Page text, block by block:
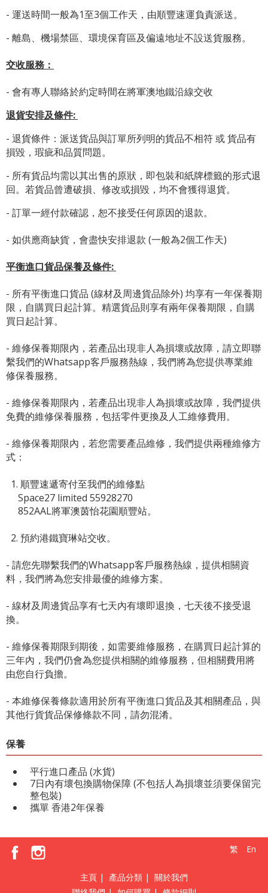
- 運送時間一般為1至3個工作天，由順豐速運負責派送。
- 離島、機場禁區、環境保育區及偏遠地址不設送貨服務。
交收服務：
- 會有專人聯絡於約定時間在將軍澳地鐵沿線交收
退貨安排及條件:
- 退貨條件：派送貨品與訂單所列明的貨品不相符 或 貨品有
損毀，瑕疵和品質問題。
- 所有貨品均需以其出售的原狀，即包裝和紙牌標籤的形式退
回。若貨品曾遭破損、修改或損毀，均不會獲得退貨。
- 訂單一經付款確認，恕不接受任何原因的退款。
- 如供應商缺貨，會盡快安排退款 (一般為2個工作天)
平衡進口貨品保養及條件:
- 所有平衡進口貨品 (線材及周邊貨品除外) 均享有一年保養期
限，自購買日起計算。精選貨品則享有兩年保養期限，自購
買日起計算。
- 維修保養期限內，若產品出現非人為損壞或故障，請立即聯
繫我們的Whatsapp客戶服務熱線，我們將為您提供專業維
修保養服務。
- 維修保養期限內，若產品出現非人為損壞或故障，我們提供
免費的維修保養服務，包括零件更換及人工維修費用。
- 維修保養期限內，若您需要產品維修，我們提供兩種維修方
式：
1. 順豐速遞寄付至我們的維修點
Space27 limited 55928270
852AAL將軍澳茵怡花園順豐站。
2. 預約港鐵寶琳站交收。
- 請您先聯繫我們的Whatsapp客戶服務熱線 ，提供相關資
料，我們將為您安排最優的維修方案。
- 線材及周邊貨品享有七天內有壞即退換，七天後不接受退
換。
- 維修保養期限到期後，如需要維修服務，在購買日起計算的
三年內，我們仍會為您提供相關的維修服務，但相關費用將
由您自行負擔。
- 本維修保養條款適用於所有平衡進口貨品及其相關產品，與
其他行貨貨品保修條款不同，請勿混淆。
保養
平行進口產品 (水貨)
7日內有壞包換購物保障 (不包括人為損壞並須要保留完
整包裝)
攜單 香港2年保養
繁 En
主頁 | 產品分類 | 關於我們